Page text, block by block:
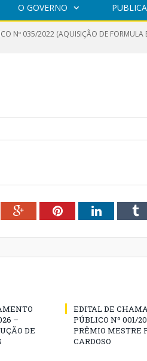
O GOVERNO
Nº 035/2022 (AQUISIÇÃO DE FORMULA
Google+PinterestLinkedIn
–
DE
EDITAL DE
PÚBLICO Nº 001/
PRÊMIO MESTRE
CARDOSO